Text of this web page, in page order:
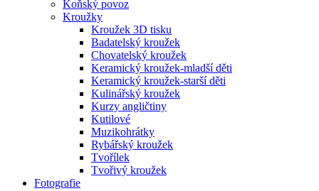
Koňský povoz
Kroužky
Kroužek 3D tisku
Badatelský kroužek
Chovatelský kroužek
Keramický kroužek-mladší děti
Keramický kroužek-starší děti
Kulinářský kroužek
Kurzy angličtiny
Kutilové
Muzikohrátky
Rybářský kroužek
Tvořílek
Tvořivý kroužek
Fotografie